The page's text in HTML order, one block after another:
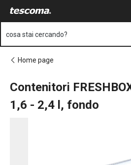
Vai al contenuto
cosa stai cercando?
Home page
Contenitori
1,6 - 2,4 l, fondo